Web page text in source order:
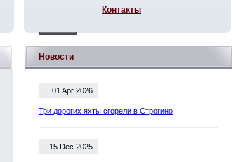
Новости
01 Apr 2026
Три дорогих яхты сгорели в Строгино
15 Dec 2025
Контакты